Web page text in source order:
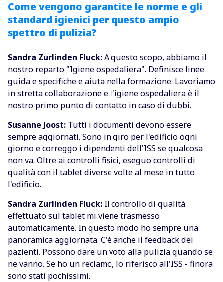
Come vengono garantite le norme e gli
standard igienici per questo ampio
spettro di pulizia?
Sandra Zurlinden Fluck:A questo scopo, abbiamo il
nostro reparto "Igiene ospedaliera". Definisce linee
guida e specifiche e aiuta nella formazione. Lavoriamo
in stretta collaborazione e l'igiene ospedaliera è il
nostro primo punto di contatto in caso di dubbi.
Susanne Joost: Tutti i documenti devono essere
sempre aggiornati. Sono in giro per l'edificio ogni
giorno e correggo i dipendenti dell'ISS se qualcosa
non va. Oltre ai controlli fisici, eseguo controlli di
qualità con il tablet diverse volte al mese in tutto
l'edificio.
Sandra Zurlinden Fluck: Il controllo di qualità
effettuato sul tablet mi viene trasmesso
automaticamente. In questo modo ho sempre una
panoramica aggiornata. C'è anche il feedback dei
pazienti. Possono dare un voto alla pulizia quando se
ne vanno. Se ho un reclamo, lo riferisco all'ISS - finora
sono stati pochissimi.